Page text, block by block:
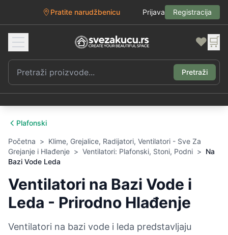
Pratite narudžbenicu Prijava Registracija
❤️ 🛒
Pretraži
Plafonski
Početna > Klime, Grejalice, Radijatori, Ventilatori - Sve Za
Grejanje i Hlađenje > Ventilatori: Plafonski, Stoni, Podni > Na
Bazi Vode Leda
Ventilatori na Bazi Vode i
Leda - Prirodno Hlađenje
Ventilatori na bazi vode i leda predstavljaju